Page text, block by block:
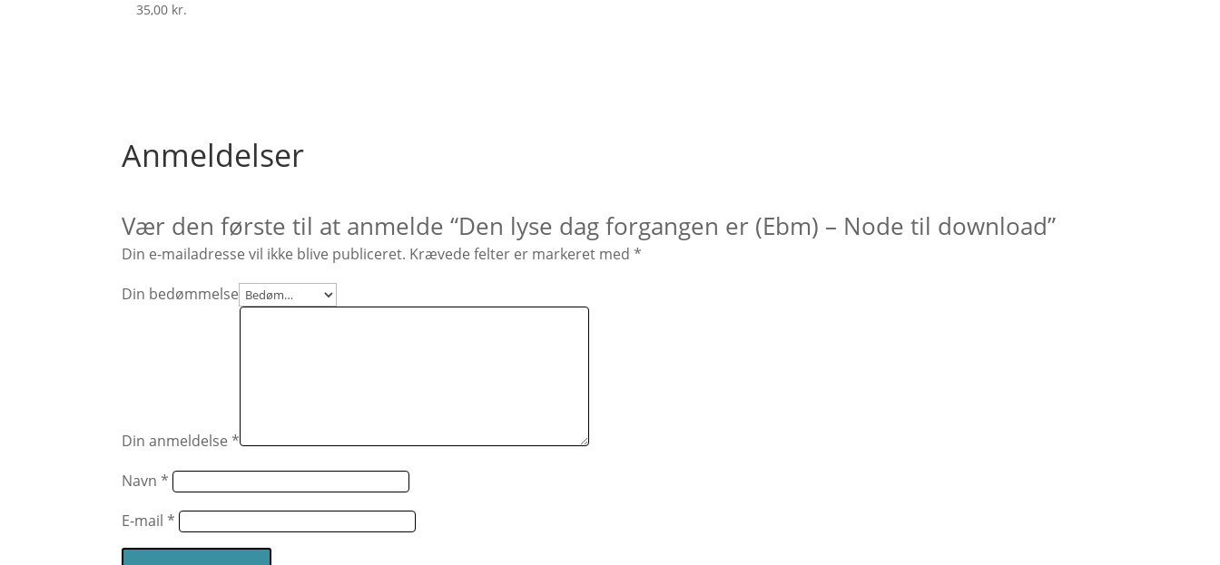
35,00 kr.
Anmeldelser
Vær den første til at anmelde “Den lyse dag forgangen er (Ebm) – Node til download”
Din e-mailadresse vil ikke blive publiceret. Krævede felter er markeret med*
Din bedømmelse
Din anmeldelse*
Navn*
E-mail*